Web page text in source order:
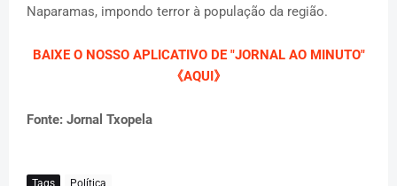
Naparamas, impondo terror à população da região.
BAIXE O NOSSO APLICATIVODE "JORNAL AO MINUTO"
《AQUI》
Fonte: Jornal Txopela
Tags Política